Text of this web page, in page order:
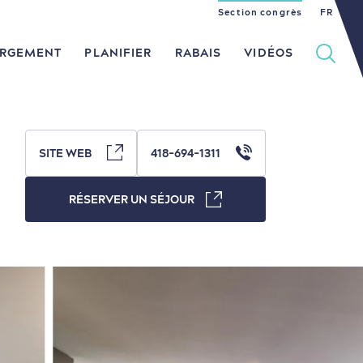
PLANIFIER RABAIS VIDÉOS
Histoire vivante
dans le Vieux-Québec
Section congrès
EN FR
ES
SITE WEB 418-694-1311
RÉSERVER UN SÉJOUR